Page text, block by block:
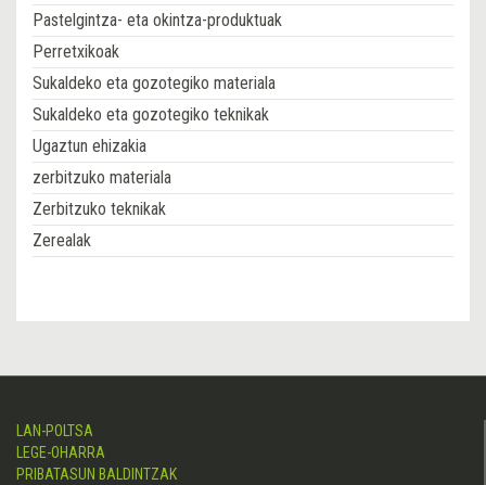
Pastelgintza- eta okintza-produktuak
Perretxikoak
Sukaldeko eta gozotegiko materiala
Sukaldeko eta gozotegiko teknikak
Ugaztun ehizakia
zerbitzuko materiala
Zerbitzuko teknikak
Zerealak
LAN-POLTSA
LEGE-OHARRA
PRIBATASUN BALDINTZAK